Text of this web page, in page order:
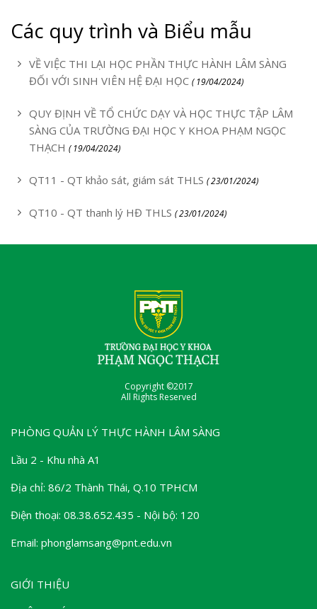
Các quy trình và Biểu mẫu
VỀ VIỆC THI LẠI HỌC PHẦN THỰC HÀNH LÂM SÀNG
ĐỐI VỚI SINH VIÊN HỆ ĐẠI HỌC ( 19/04/2024)
QUY ĐỊNH VỀ TỔ CHỨC DẠY VÀ HỌC THỰC TẬP LÂM
SÀNG CỦA TRƯỜNG ĐẠI HỌC Y KHOA PHẠM NGỌC
THẠCH ( 19/04/2024)
QT11 - QT khảo sát, giám sát THLS ( 23/01/2024)
QT10 - QT thanh lý HĐ THLS ( 23/01/2024)
Copyright ©2017
All Rights Reserved
PHÒNG QUẢN LÝ THỰC HÀNH LÂM SÀNG
Lầu 2 - Khu nhà A1
Địa chỉ: 86/2 Thành Thái, Q.10 TPHCM
Điện thoại: 08.38.652.435 - Nội bộ: 120
Email: phonglamsang@pnt.edu.vn
GIỚI THIỆU